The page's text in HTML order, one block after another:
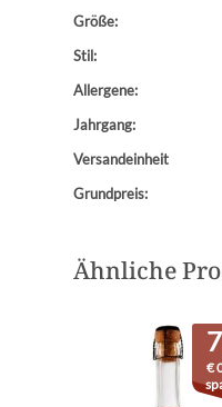
Größe:
Stil:
Allergene:
Jahrgang:
Versandeinheit
Grundpreis:
Ähnliche
€